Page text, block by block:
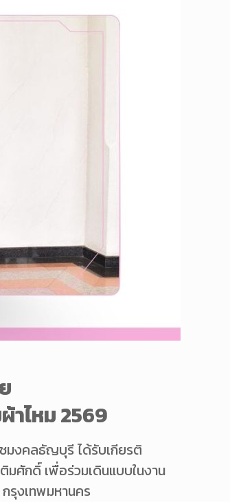
าไหม 2569
มงคลธัญบุรี ได้รับเกียรติ
ศักดิ์ เพื่อร่วมเดินแบบในงาน
รุงเทพมหานคร